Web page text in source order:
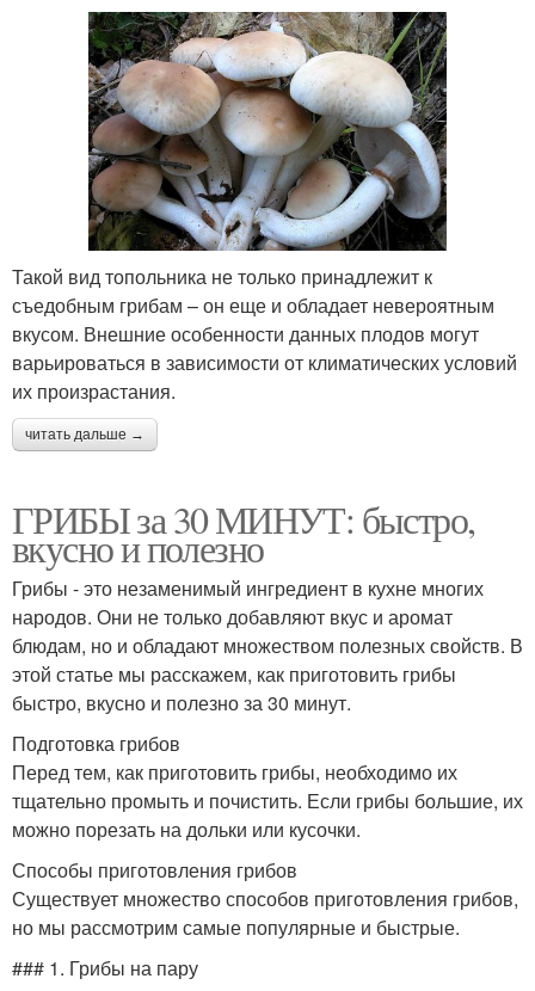
Такой вид топольника не только принадлежит к
съедобным грибам – он еще и обладает невероятным
вкусом. Внешние особенности данных плодов могут
варьироваться в зависимости от климатических условий
их произрастания.
читать дальше →
ГРИБЫ за 30 МИНУТ: быстро,
вкусно и полезно
Грибы - это незаменимый ингредиент в кухне многих
народов. Они не только добавляют вкус и аромат
блюдам, но и обладают множеством полезных свойств. В
этой статье мы расскажем, как приготовить грибы
быстро, вкусно и полезно за 30 минут.
Подготовка грибов
Перед тем, как приготовить грибы, необходимо их
тщательно промыть и почистить. Если грибы большие, их
можно порезать на дольки или кусочки.
Способы приготовления грибов
Существует множество способов приготовления грибов,
но мы рассмотрим самые популярные и быстрые.
### 1. Грибы на пару